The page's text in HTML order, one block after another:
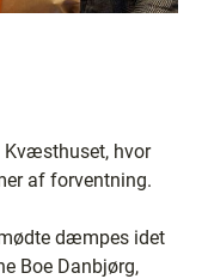
Kvæsthuset, hvor
af forventning.
dæmpes idet
Boe Danbjørg,